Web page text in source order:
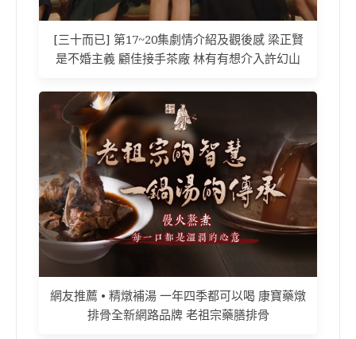
[三十而已] 第17~20集劇情介紹及觀後感 梁正賢
是不婚主義 顧佳接手茶廠 林有有想介入許幻山
網友推薦 • 精燉補湯 一年四季都可以喝 康寶藥燉
排骨全新網路品牌 老祖宗藥膳排骨